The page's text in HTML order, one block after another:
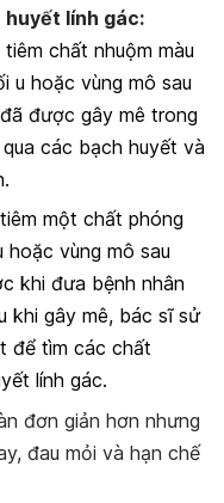
huyết lính gác:
chất nhuộm màu
u hoặc vùng mô sau
được gây mê trong
các bạch huyết và
một chất phóng
hoặc vùng mô sau
khi đưa bệnh nhân
khi gây mê, bác sĩ sử
để tìm các chất
lính gác.
đơn giản hơn nhưng
đau mỏi và hạn chế